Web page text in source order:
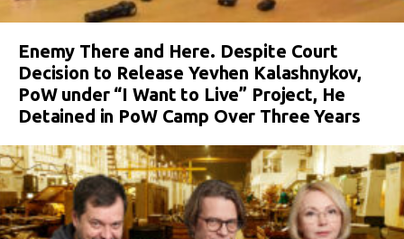
Enemy There and Here. Despite Court
Decision to Release Yevhen Kalashnykov,
PoW under “I Want to Live” Project, He
Detained in PoW Camp Over Three Years